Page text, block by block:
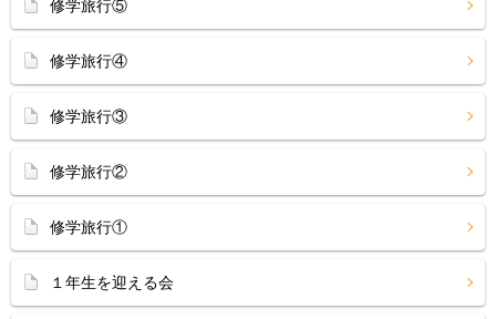
修学旅行⑤
修学旅行④
修学旅行③
修学旅行②
修学旅行①
１年生を迎える会